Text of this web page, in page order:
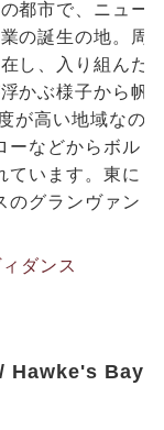
都市で、ニュー
の誕生の地。周
し、入り組んだ
かぶ様子から帆
が高い地域なの
ーなどからボル
ています。東に
のグランヴァン
ダンス
Hawke's Bay